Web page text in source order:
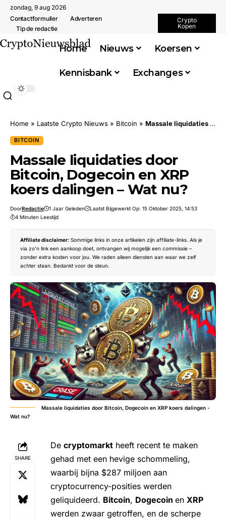
zondag, 9 aug 2026
Contactformulier
Adverteren
Tip de redactie
Crypto
Kopen
Home Nieuws Koersen
Kennisbank Exchanges
Home » Laatste Crypto Nieuws » Bitcoin » Massale liquidaties door Bitcoin, Dogecoin en XRP koers dalingen – Wat nu?
BITCOIN
Massale liquidaties door
Bitcoin, Dogecoin en XRP
koers dalingen – Wat nu?
DoorRedactie 1 Jaar Geleden
Laatst Bijgewerkt Op: 15 Oktober 2025, 14:53
4 Minuten Leestijd
Affiliate disclaimer: Sommige links in onze artikelen zijn affiliate-links. Als je
via zo’n link een aankoop doet, ontvangen wij mogelijk een commissie –
zonder extra kosten voor jou. We raden alleen diensten aan waar we zelf
achter staan. Bedankt voor de steun.
Massale liquidaties door Bitcoin, Dogecoin en XRP koers dalingen -
Wat nu?
SHARE
De cryptomarkt heeft recent te maken
gehad met een hevige schommeling,
waarbij bijna $287 miljoen aan
cryptocurrency-posities werden
geliquideerd. Bitcoin, Dogecoin en XRP
werden zwaar getroffen, en de scherpe